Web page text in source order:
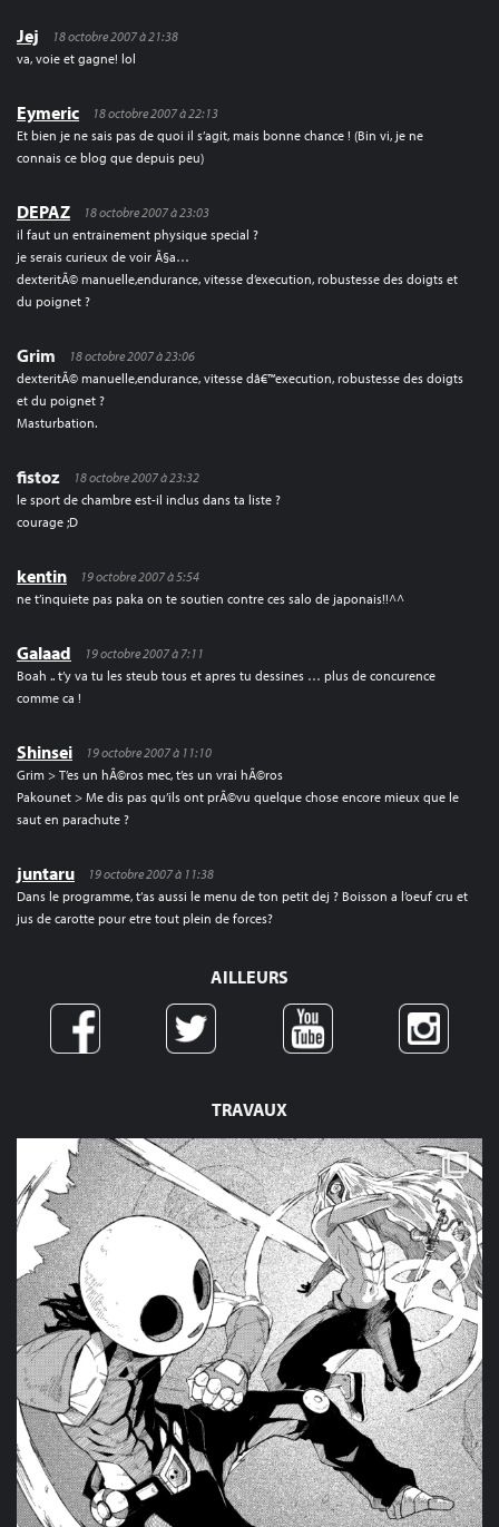
TRAVAUX
Jej
18 octobre 2007 à 21:38
va, voie et gagne! lol
Eymeric
18 octobre 2007 à 22:13
Et bien je ne sais pas de quoi il s’agit, mais bonne chance ! (Bin vi, je ne
connais ce blog que depuis peu)
DEPAZ
18 octobre 2007 à 23:03
il faut un entrainement physique special ?
je serais curieux de voir Ã§a…
dexteritÃ© manuelle,endurance, vitesse d’execution, robustesse des doigts et
du poignet ?
Grim
18 octobre 2007 à 23:06
dexteritÃ© manuelle,endurance, vitesse dâ€™execution, robustesse des doigts
et du poignet ?
Masturbation.
fistoz
18 octobre 2007 à 23:32
le sport de chambre est-il inclus dans ta liste ?
courage ;D
kentin
19 octobre 2007 à 5:54
ne t’inquiete pas paka on te soutien contre ces salo de japonais!!^^
Galaad
19 octobre 2007 à 7:11
Boah .. t’y va tu les steub tous et apres tu dessines … plus de concurence
comme ca !
Shinsei
19 octobre 2007 à 11:10
Grim > T’es un hÃ©ros mec, t’es un vrai hÃ©ros
Pakounet > Me dis pas qu’ils ont prÃ©vu quelque chose encore mieux que le
saut en parachute ?
juntaru
19 octobre 2007 à 11:38
Dans le programme, t’as aussi le menu de ton petit dej ? Boisson a l’oeuf cru et
jus de carotte pour etre tout plein de forces?
AILLEURS